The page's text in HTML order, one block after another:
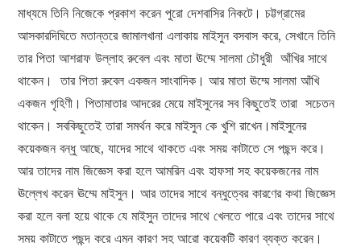
মাধ্যমে তিনি নিজেকে প্রকাশ করেন পুরো দেশবাসির নিকটে। চট্টগ্রামের
আসকারদিঘিতে মতান্তরে জামালখানা এলাকায় মাইসুন বসবাস করে, সেখানে তিনি
তার পিতা আশরাফ উল্লাহ রুবেল এবং মাতা ঊম্মে সালমা চৌধুরী আঁখির সাথে
থাকেন। তার পিতা রুবেল একজন সাংবাদিক। আর মাতা ঊম্মে সালমা আঁখি
একজন গৃহিণী। পিতামাতার আদরের মেয়ে মাইসুনের সব কিছুতেই তারা সচেতন
থাকেন। সবকিছুতেই তারা সমর্থন করে মাইসুন কে খুশি রাখেন।মাইসুনের
কয়েকজন বন্ধু আছে, যাদের সাথে থাকতে এবং সময় কাটাতে সে পছন্দ করে।
আর তাদের নাম জিজ্ঞেস করা হলে আমরিন এবং হাফসা সহ কয়েকজনের নাম
ঊল্লেখ করেন ঊম্মে মাইসুন। আর তাদের সাথে বন্ধুত্বের কারণের কথা জিজ্ঞেস
করা হলে বলা হয়ে থাকে যে মাইসুন তাদের সাথে খেলতে পারে এবং তাদের সাথে
সময় কাটাতে পছন্দ করে এমন কারণ সহ আরো কয়েকটি কারণ ব্যক্ত করেন।